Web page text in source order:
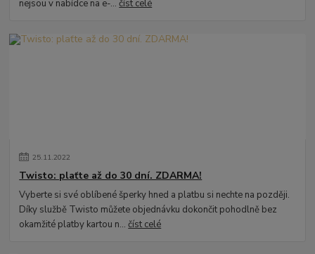
nejsou v nabídce na e-...číst celé
25.11.2022
Twisto: plaťte až do 30 dní. ZDARMA!
Vyberte si své oblíbené šperky hned a platbu si nechte na později.
Díky službě Twisto můžete objednávku dokončit pohodlně bez
okamžité platby kartou n...číst celé